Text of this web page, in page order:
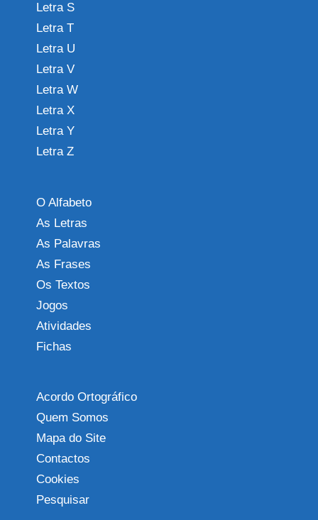
Letra S
Letra T
Letra U
Letra V
Letra W
Letra X
Letra Y
Letra Z
O Alfabeto
As Letras
As Palavras
As Frases
Os Textos
Jogos
Atividades
Fichas
Acordo Ortográfico
Quem Somos
Mapa do Site
Contactos
Cookies
Pesquisar